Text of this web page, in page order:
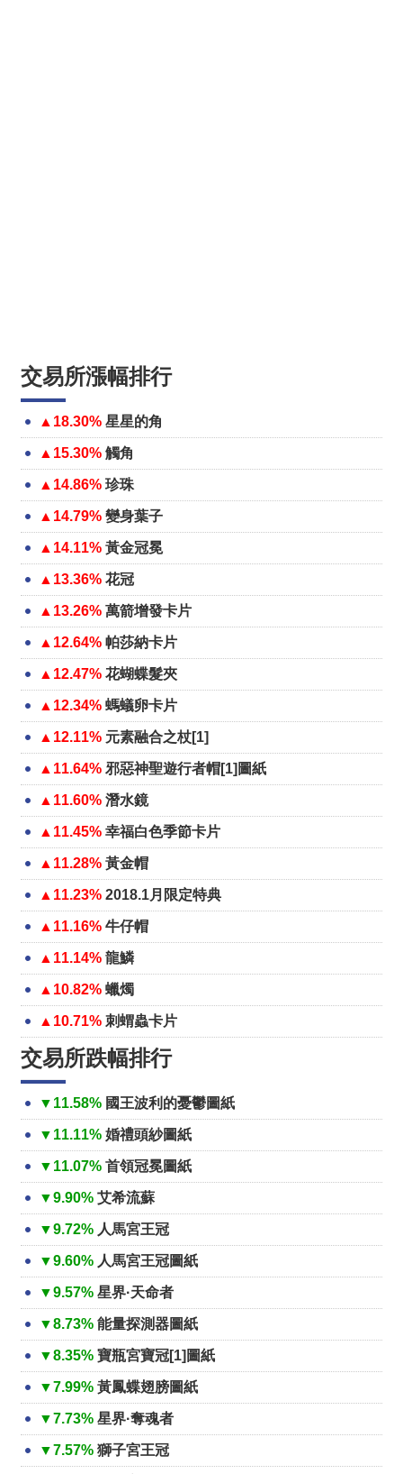
交易所漲幅排行
▲18.30% 星星的角
▲15.30% 觸角
▲14.86% 珍珠
▲14.79% 變身葉子
▲14.11% 黃金冠冕
▲13.36% 花冠
▲13.26% 萬箭增發卡片
▲12.64% 帕莎納卡片
▲12.47% 花蝴蝶髮夾
▲12.34% 螞蟻卵卡片
▲12.11% 元素融合之杖[1]
▲11.64% 邪惡神聖遊行者帽[1]圖紙
▲11.60% 潛水鏡
▲11.45% 幸福白色季節卡片
▲11.28% 黃金帽
▲11.23% 2018.1月限定特典
▲11.16% 牛仔帽
▲11.14% 龍鱗
▲10.82% 蠟燭
▲10.71% 刺蝟蟲卡片
交易所跌幅排行
▼11.58% 國王波利的憂鬱圖紙
▼11.11% 婚禮頭紗圖紙
▼11.07% 首領冠冕圖紙
▼9.90% 艾希流蘇
▼9.72% 人馬宮王冠
▼9.60% 人馬宮王冠圖紙
▼9.57% 星界·天命者
▼8.73% 能量探測器圖紙
▼8.35% 寶瓶宮寶冠[1]圖紙
▼7.99% 黃鳳蝶翅膀圖紙
▼7.73% 星界·奪魂者
▼7.57% 獅子宮王冠